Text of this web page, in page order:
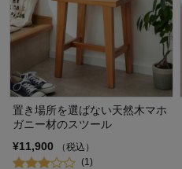
置き場所を選ばない天然木マホ
ガニー材のスツール
¥11,900
（税込）
(1)